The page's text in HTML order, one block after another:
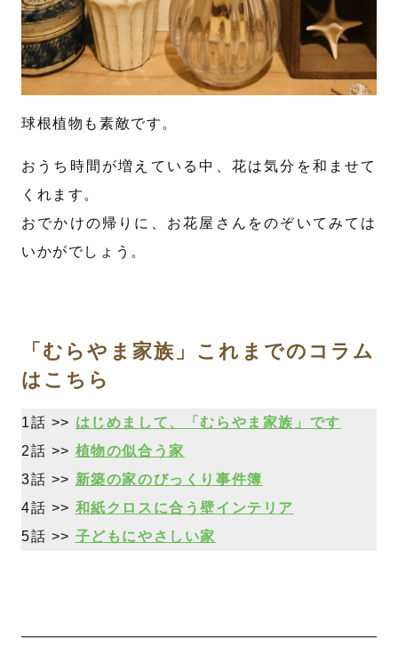
球根植物も素敵です。
おうち時間が増えている中、花は気分を和ませて
くれます。
おでかけの帰りに、お花屋さんをのぞいてみては
いかがでしょう。
「むらやま家族」これまでのコラム
はこちら
1話 >> はじめまして、「むらやま家族」です
2話 >> 植物の似合う家
3話 >> 新築の家のびっくり事件簿
4話 >> 和紙クロスに合う壁インテリア
5話 >> 子どもにやさしい家